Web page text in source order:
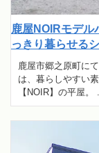
鹿屋NOIRモデル
っきり暮らせる
鹿屋市郷之原町に
は、暮らしやすい
【NOIR】の平屋。